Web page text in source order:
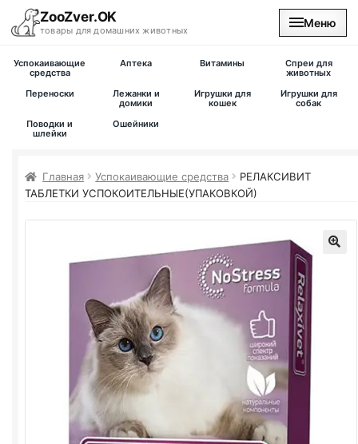
ZooZver.OK
товары для домашних животных
Меню
На главную
Вакансии
Успокаивающие
средства
Аптека Витамины
Спреи для
животных
Переноски
Лежанки и
домики
Игрушки для
кошек
Игрушки для
собак
Поводки и
шлейки
Ошейники
Главная Успокаивающие средства
РЕЛАКСИВИТ
ТАБЛЕТКИ УСПОКОИТЕЛЬНЫЕ(УПАКОВКОЙ)